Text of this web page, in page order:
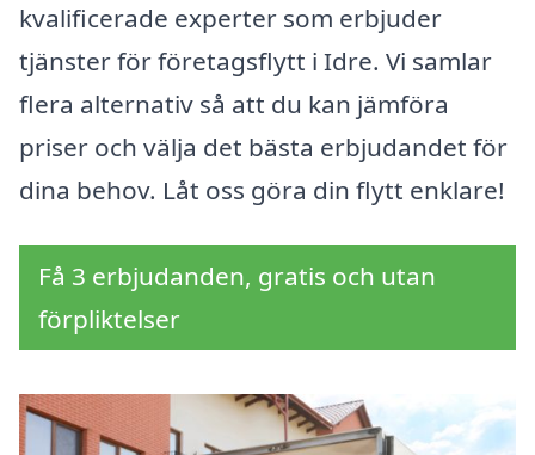
kvalificerade experter som erbjuder
tjänster för företagsflytt i Idre. Vi samlar
flera alternativ så att du kan jämföra
priser och välja det bästa erbjudandet för
dina behov. Låt oss göra din flytt enklare!
Få 3 erbjudanden, gratis och utan
förpliktelser